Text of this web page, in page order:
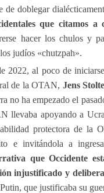
doblegar
que citamos a
hacer los chulos y
judíos «chutzpah».
2022, al poco de
de la OTAN, Jens
no ha empezado el
llevaba apoyando a
protectora de la
e invitándola a
que Occidente
injustificado y
que justificaba su